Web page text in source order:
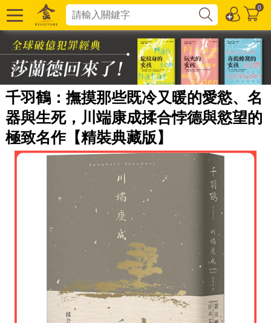
0
千羽鶴：撫摸那些既冷又暖的愛慾、名
器與生死，川端康成揉合悖德與慾望的
極致名作【精裝典藏版】